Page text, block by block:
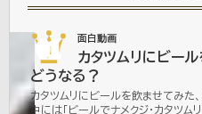
ブ
01 面白動画
カタツムリにビー
どうなる？
カタツムリにビールを飲ませてみた
中には「ビールでナメクジ・カタツム